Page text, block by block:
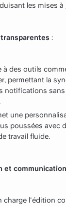
les mises à
:
à des outils
permettant la
notifications
une
poussées avec
travail fluide.
et communication
charge l'édition